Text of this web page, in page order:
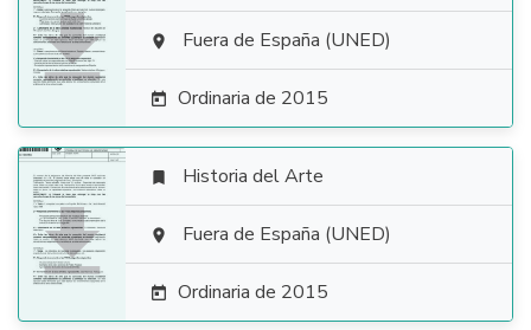
  Fuera de España (UNED)
 Ordinaria de 2015

 Historia del Arte
 Fuera de España (UNED)
 Ordinaria de 2015